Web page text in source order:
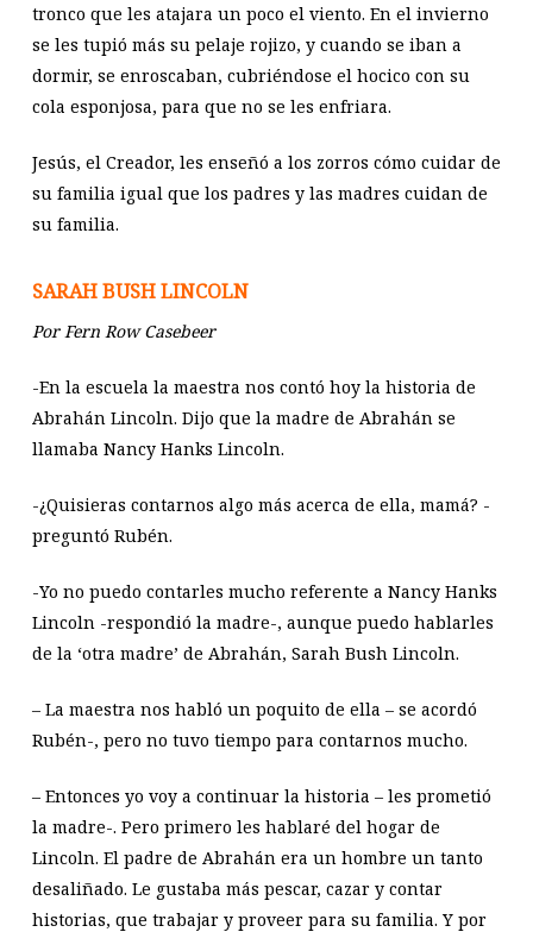
tronco que les atajara un poco el viento. En el invierno
se les tupió más su pelaje rojizo, y cuando se iban a
dormir, se enroscaban, cubriéndose el hocico con su
cola esponjosa, para que no se les enfriara.
Jesús, el Creador, les enseñó a los zorros cómo cuidar de
su familia igual que los padres y las madres cuidan de
su familia.
SARAH BUSH LINCOLN
Por Fern Row Casebeer
-En la escuela la maestra nos contó hoy la historia de
Abrahán Lincoln. Dijo que la madre de Abrahán se
llamaba Nancy Hanks Lincoln.
-¿Quisieras contarnos algo más acerca de ella, mamá? -
preguntó Rubén.
-Yo no puedo contarles mucho referente a Nancy Hanks
Lincoln -respondió la madre-, aunque puedo hablarles
de la ‘otra madre’ de Abrahán, Sarah Bush Lincoln.
– La maestra nos habló un poquito de ella – se acordó
Rubén-, pero no tuvo tiempo para contarnos mucho.
– Entonces yo voy a continuar la historia – les prometió
la madre-. Pero primero les hablaré del hogar de
Lincoln. El padre de Abrahán era un hombre un tanto
desaliñado. Le gustaba más pescar, cazar y contar
historias, que trabajar y proveer para su familia. Y por